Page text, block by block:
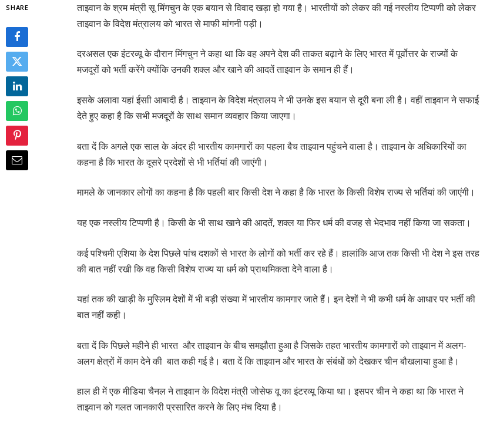
SHARE
ताइवान के श्रम मंत्री सू मिंगचुन के एक बयान से विवाद खड़ा हो गया है। भारतीयों को लेकर की गई नस्लीय टिप्पणी को लेकर
ताइवान के विदेश मंत्रालय को भारत से माफी मांगनी पड़ी।
दरअसल एक इंटरव्यू के दौरान मिंगचुन ने कहा था कि वह अपने देश की ताकत बढ़ाने के लिए भारत में पूर्वोत्तर के राज्यों के
मजदूरों को भर्ती करेंगे क्योंकि उनकी शक्ल और खाने की आदतें ताइवान के समान ही हैं।
इसके अलावा यहां ईसाी आबादी है। ताइवान के विदेश मंत्रालय ने भी उनके इस बयान से दूरी बना ली है। वहीं ताइवान ने सफाई
देते हुए कहा है कि सभी मजदूरों के साथ समान व्यवहार किया जाएगा।
बता दें कि अगले एक साल के अंदर ही भारतीय कामगारों का पहला बैच ताइवान पहुंचने वाला है। ताइवान के अधिकारियों का
कहना है कि भारत के दूसरे प्रदेशों से भी भर्तियां की जाएंगी।
मामले के जानकार लोगों का कहना है कि पहली बार किसी देश ने कहा है कि भारत के किसी विशेष राज्य से भर्तियां की जाएंगी।
यह एक नस्लीय टिप्पणी है। किसी के भी साथ खाने की आदतें, शक्ल या फिर धर्म की वजह से भेदभाव नहीं किया जा सकता।
कई पश्चिमी एशिया के देश पिछले पांच दशकों से भारत के लोगों को भर्ती कर रहे हैं। हालांकि आज तक किसी भी देश ने इस तरह
की बात नहीं रखी कि वह किसी विशेष राज्य या धर्म को प्राथमिकता देने वाला है।
यहां तक की खाड़ी के मुस्लिम देशों में भी बड़ी संख्या में भारतीय कामगार जाते हैं। इन देशों ने भी कभी धर्म के आधार पर भर्ती की
बात नहीं कही।
बता दें कि पिछले महीने ही भारत और ताइवान के बीच समझौता हुआ है जिसके तहत भारतीय कामगारों को ताइवान में अलग-
अलग क्षेत्रों में काम देने की बात कही गई है। बता दें कि ताइवान और भारत के संबंधों को देखकर चीन बौखलाया हुआ है।
हाल ही में एक मीडिया चैनल ने ताइवान के विदेश मंत्री जोसेफ वू का इंटरव्यू किया था। इसपर चीन ने कहा था कि भारत ने
ताइवान को गलत जानकारी प्रसारित करने के लिए मंच दिया है।